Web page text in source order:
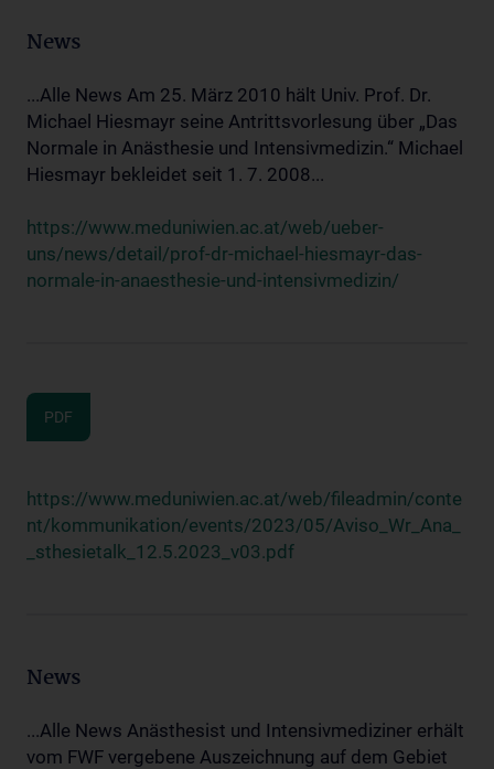
News
...Alle News Am 25. März 2010 hält Univ. Prof. Dr.
Michael Hiesmayr seine Antrittsvorlesung über „Das
Normale in Anästhesie und Intensivmedizin.“ Michael
Hiesmayr bekleidet seit 1. 7. 2008...
https://www.meduniwien.ac.at/web/ueber-
uns/news/detail/prof-dr-michael-hiesmayr-das-
normale-in-anaesthesie-und-intensivmedizin/
PDF
https://www.meduniwien.ac.at/web/fileadmin/conte
nt/kommunikation/events/2023/05/Aviso_Wr_Ana_
_sthesietalk_12.5.2023_v03.pdf
News
...Alle News Anästhesist und Intensivmediziner erhält
vom FWF vergebene Auszeichnung auf dem Gebiet